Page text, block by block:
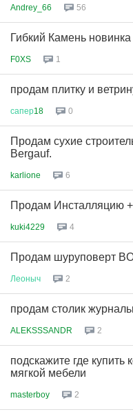
Andrey_66 56
Гибкий Камень
F0XS 1
продам плитку и
сапер18 0
Продам сухие
Bergauf.
karlione 6
Продам Инсталляцию +
kuki4229 4
Продам шуруповерт
Леоныч 2
продам столик
ALEKSSSANDR 2
подскажите где купить
мягкой мебели
masterboy 2